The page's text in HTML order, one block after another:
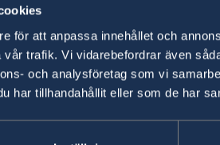
för att anpassa innehållet och
trafik. Vi vidarebefordrar även
och analysföretag som vi
har tillhandahållit eller som de har
Arancel
El precio de la notificación
efectivo en USD.